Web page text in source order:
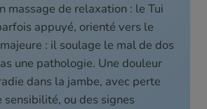
massage de relaxation : le Tui
appuyé, orienté vers le
: il soulage le mal de dos
une pathologie. Une douleur
dans la jambe, avec perte
sensibilité, ou des signes